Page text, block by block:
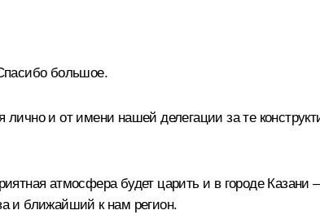
большое.
лично и от имени нашей делегации за те
атмосфера будет царить и в городе
и ближайший к нам регион.